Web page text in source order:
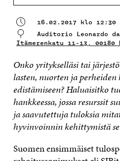
16.02.2017 klo 12:30
Auditorio Leonardo
Itämerenkatu 11-13,
Onkoyritykselläsi tai
lasten, nuorten ja
edistämiseen? Haluaisitko
hankkeessa, jossa resurssit
ja saavutettuja tuloksia
hyvinvoinnin kehittymistä
Suomen ensimmäiset